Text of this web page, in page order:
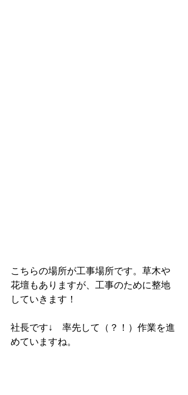
こちらの場所が工事場所です。草木や
花壇もありますが、工事のために整地
していきます！
社長です↓　率先して（？！）作業を進
めていますね。